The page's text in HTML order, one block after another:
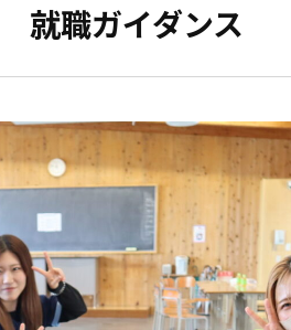
就職ガイダンス